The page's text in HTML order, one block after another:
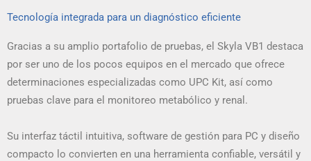
Tecnología integrada para un diagnóstico eficiente
Gracias a su amplio portafolio de pruebas, el Skyla VB1 destaca
por ser uno de los pocos equipos en el mercado que ofrece
determinaciones especializadas como UPC Kit, así como
pruebas clave para el monitoreo metabólico y renal.
Su interfaz táctil intuitiva, software de gestión para PC y diseño
compacto lo convierten en una herramienta confiable, versátil y